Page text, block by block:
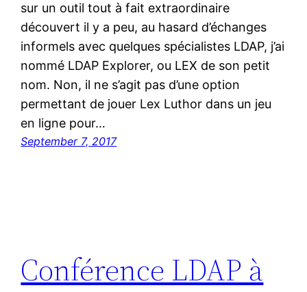
sur un outil tout à fait extraordinaire
découvert il y a peu, au hasard d’échanges
informels avec quelques spécialistes LDAP, j’ai
nommé LDAP Explorer, ou LEX de son petit
nom. Non, il ne s’agit pas d’une option
permettant de jouer Lex Luthor dans un jeu
en ligne pour…
September 7, 2017
Conférence LDAP à